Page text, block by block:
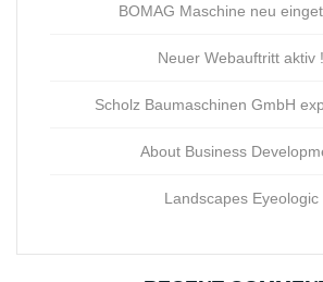
BOMAG Maschine neu
Neuer Webauftritt aktiv !
Scholz Baumaschinen GmbH
About Business
Landscapes Eyeologic